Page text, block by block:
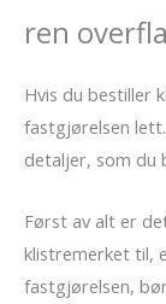
ren
Hvis du bestiller
fastgjørelsen
detaljer, som du
Først av alt er
klistremerket til,
fastgjørelsen,